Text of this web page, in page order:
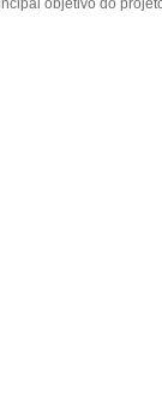
objetivo do